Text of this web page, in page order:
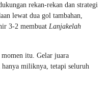
rekan-rekan dan strategi
lewat dua gol tambahan,
3-2 membuat Lanjakelah
itu. Gelar juara
hanya miliknya, tetapi seluruh